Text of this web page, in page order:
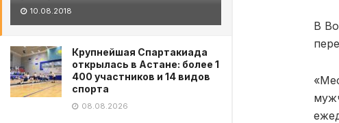
10.08.2018
Крупнейшая Спартакиада
открылась в Астане: более 1
400 участников и 14 видов
спорта
08.08.2026
В